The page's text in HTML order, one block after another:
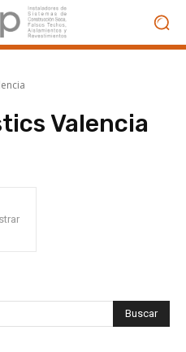
Valencia
Buscar